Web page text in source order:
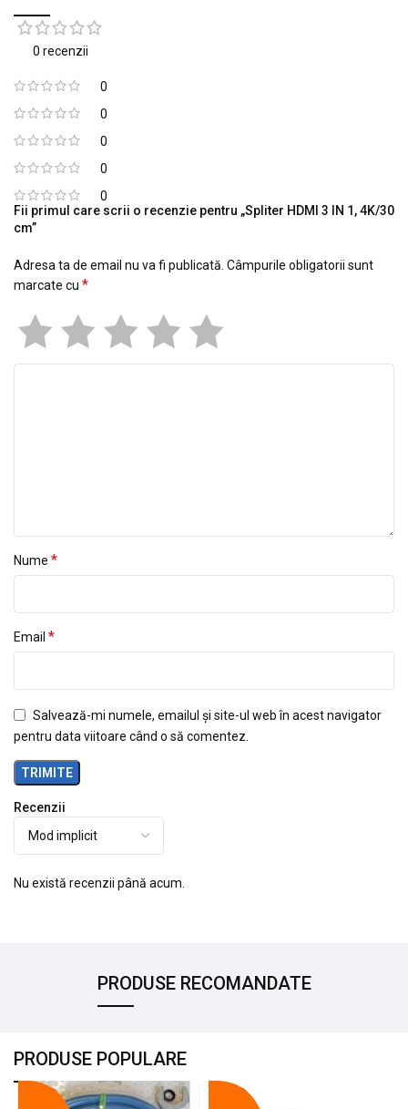
0 recenzii
0
0
0
0
0
Recenzii
Nu există recenzii până acum.
Fii primul care scrii o recenzie pentru „Spliter HDMI 3 IN 1, 4K/30
cm”
Adresa ta de email nu va fi publicată. Câmpurile obligatorii sunt
marcate cu *
Nume *
Email *
Salvează-mi numele, emailul și site-ul web în acest navigator
pentru data viitoare când o să comentez.
PRODUSE RECOMANDATE
PRODUSE POPULARE